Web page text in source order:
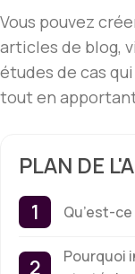
Vous pouvez
articles de blog,
études de cas
tout en
PLAN DE
Qu’est-ce
Pourquoi